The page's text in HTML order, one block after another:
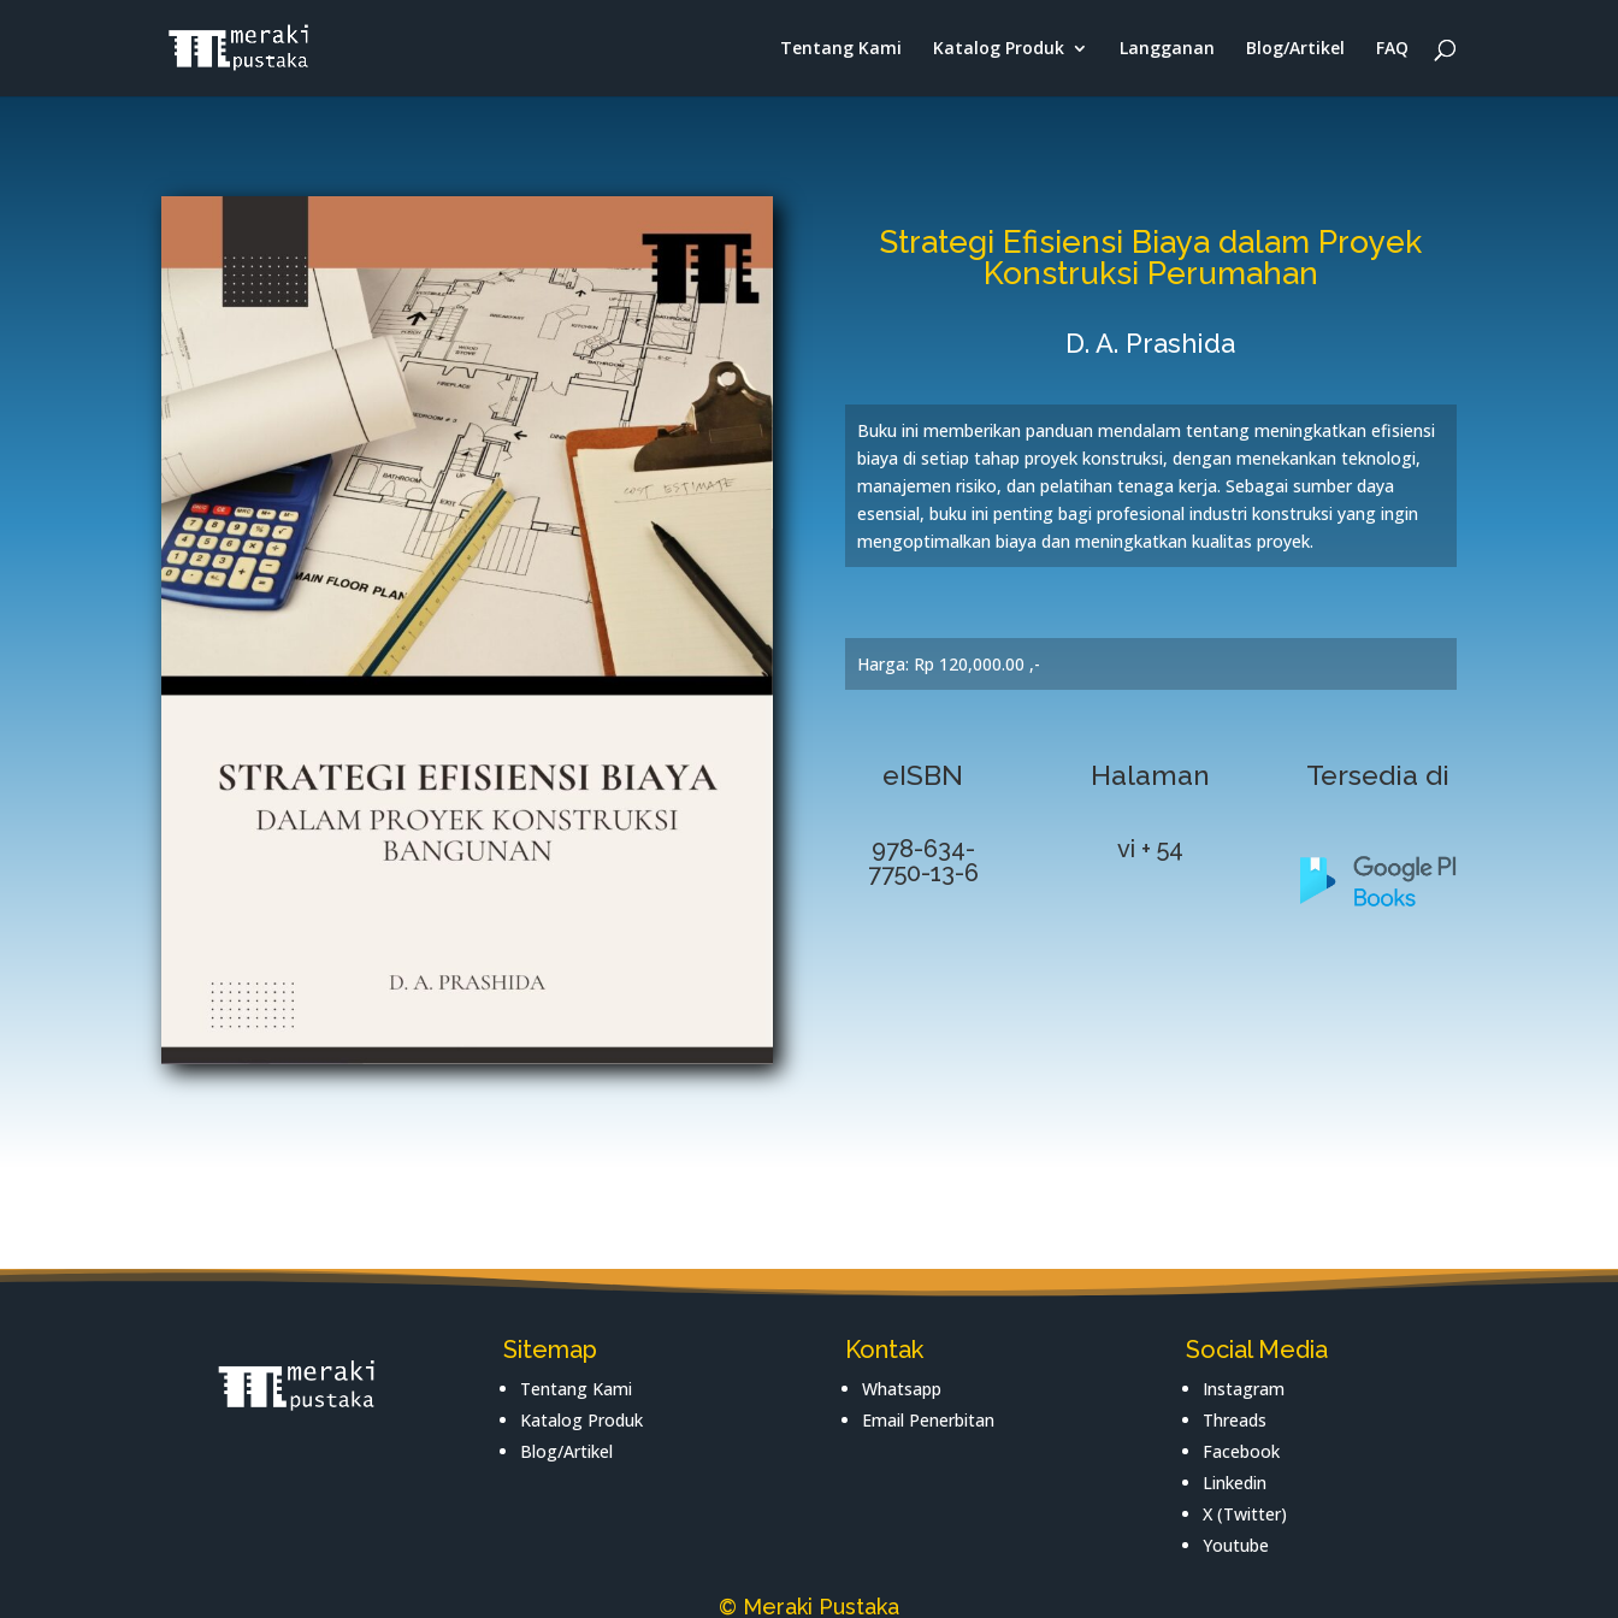
Tentang Kami Katalog Produk Langganan Blog/Artikel FAQ
Strategi Efisiensi Biaya dalam Proyek
Konstruksi Perumahan
D. A. Prashida
Buku ini memberikan panduan mendalam tentang meningkatkan efisiensi
biaya di setiap tahap proyek konstruksi, dengan menekankan teknologi,
manajemen risiko, dan pelatihan tenaga kerja. Sebagai sumber daya
esensial, buku ini penting bagi profesional industri konstruksi yang ingin
mengoptimalkan biaya dan meningkatkan kualitas proyek.
Harga: Rp 120,000.00 ,-
eISBN
978-634-
7750-13-6
Halaman
vi + 54
Tersedia di
Sitemap
Tentang Kami
Katalog Produk
Blog/Artikel
Kontak
Whatsapp
Email Penerbitan
Social Media
Instagram
Threads
Facebook
Linkedin
X (Twitter)
Youtube
© Meraki Pustaka